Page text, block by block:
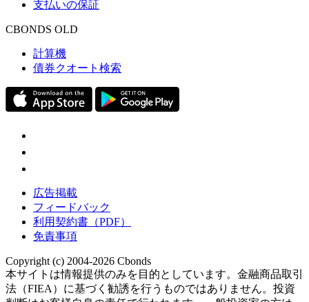
支払いの保証
CBONDS OLD
計算機
債券クオート検索
広告掲載
フィードバック
利用契約書（PDF）
免責事項
Copyright (c) 2004-2026 Cbonds
本サイトは情報提供のみを目的としています。金融商品取引
法（FIEA）に基づく勧誘を行うものではありません。投資